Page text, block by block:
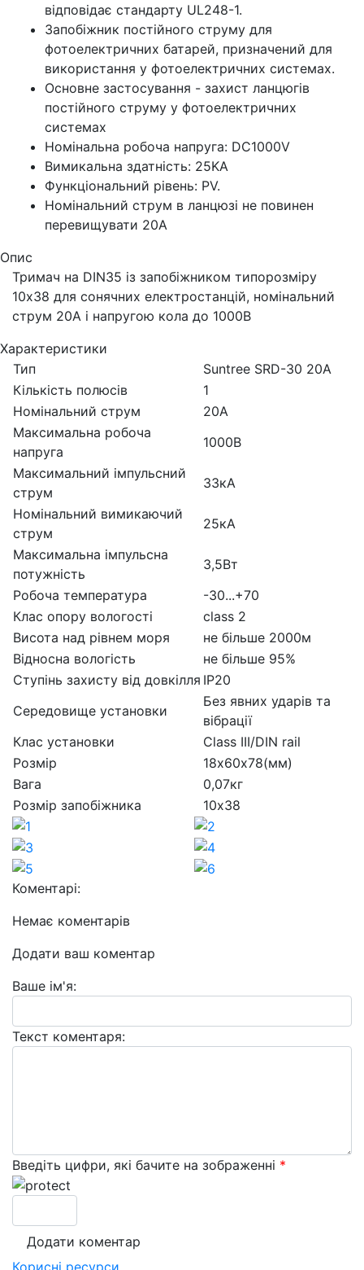
відповідає стандарту UL248-1.
Запобіжник постійного струму для
фотоелектричних батарей, призначений для
використання у фотоелектричних системах.
Основне застосування - захист ланцюгів
постійного струму у фотоелектричних
системах
Номінальна робоча напруга: DC1000V
Вимикальна здатність: 25KA
Функціональний рівень: PV.
Номінальний струм в ланцюзі не повинен
перевищувати 20А
Опис
Тримач на DIN35 із запобіжником типорозміру
10х38 для сонячних електростанцій, номінальний
струм 20А і напругою кола до 1000В
Характеристики
Тип
Suntree SRD-30 20A
Кількість полюсів
1
Номінальний струм
20А
Максимальна робоча
напруга
1000В
Максимальний імпульсний
струм
33кА
Номінальний вимикаючий
струм
25кА
Максимальна імпульсна
потужність
3,5Вт
Робоча температура
-30...+70
Клас опору вологості
class 2
Висота над рівнем моря
не більше 2000м
Відносна вологість
не більше 95%
Ступінь захисту від довкілля IP20
Середовище установки
Без явних ударів та
вібрації
Клас установки
Class III/DIN rail
Розмір
18х60х78(мм)
Вага
0,07кг
Розмір запобіжника
10х38
Коментарі:
Немає коментарів
Додати ваш коментар
Ваше ім'я:
Текст коментаря:
Введіть цифри, які бачите на зображенні *